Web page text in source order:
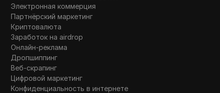
Электронная коммерция
Партнёрский маркетинг
Криптовалюта
Заработок на airdrop
Онлайн-реклама
Дропшиппинг
Веб-скрапинг
Цифровой маркетинг
Конфиденциальность в интернете